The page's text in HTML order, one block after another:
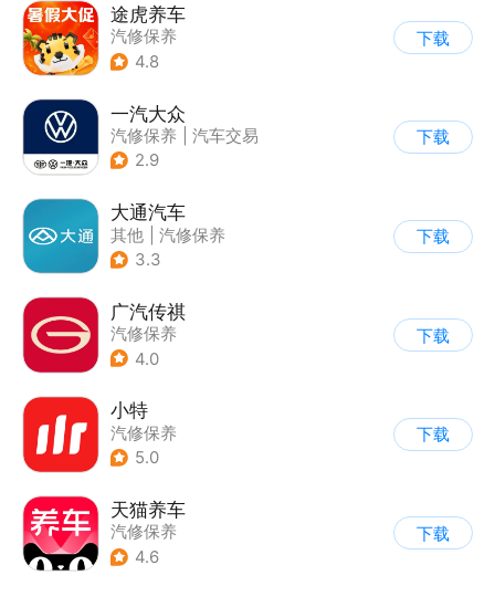
途虎养车
汽修保养
4.8
下载
一汽大众
汽修保养
汽车交易
2.9
下载
大通汽车
其他
汽修保养
3.3
下载
广汽传祺
汽修保养
4.0
下载
小特
汽修保养
5.0
下载
天猫养车
汽修保养
4.6
下载